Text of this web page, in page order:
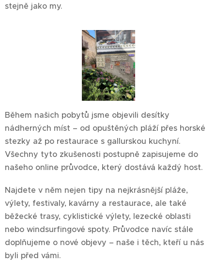
stejně jako my.
Během našich pobytů jsme objevili desítky
nádherných míst – od opuštěných pláží přes horské
stezky až po restaurace s gallurskou kuchyní.
Všechny tyto zkušenosti postupně zapisujeme do
našeho online průvodce, který dostává každý host.
Najdete v něm nejen tipy na nejkrásnější pláže,
výlety, festivaly, kavárny a restaurace, ale také
běžecké trasy, cyklistické výlety, lezecké oblasti
nebo windsurfingové spoty. Průvodce navíc stále
doplňujeme o nové objevy – naše i těch, kteří u nás
byli před vámi.